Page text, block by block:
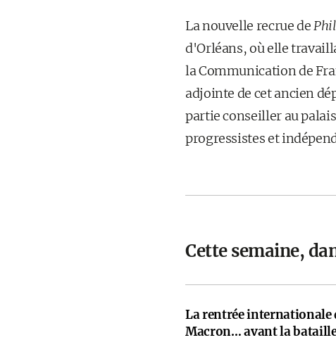
La nouvelle recrue de
d'Orléans, où elle
la Communication de
adjointe de cet ancien
partie conseiller au
progressistes et
Cette semaine,
La rentrée internationale
Macron… avant la bataille